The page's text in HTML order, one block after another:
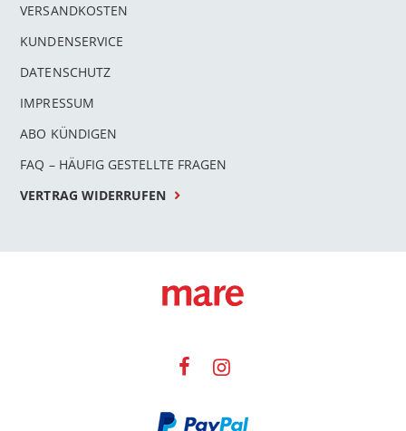
VERSANDKOSTEN
KUNDENSERVICE
DATENSCHUTZ
IMPRESSUM
ABO KÜNDIGEN
FAQ – HÄUFIG GESTELLTE FRAGEN
VERTRAG WIDERRUFEN